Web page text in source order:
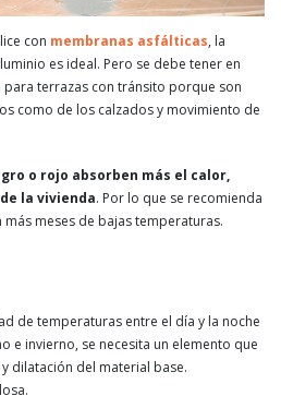
con membranas asfálticas, la
es ideal. Pero se debe tener en
terrazas con tránsito porque son
como de los calzados y movimiento de
o rojo absorben más el calor,
la vivienda. Por lo que se recomienda
más meses de bajas temperaturas.
de temperaturas entre el día y la noche
e invierno, se necesita un elemento que
dilatación del material base.